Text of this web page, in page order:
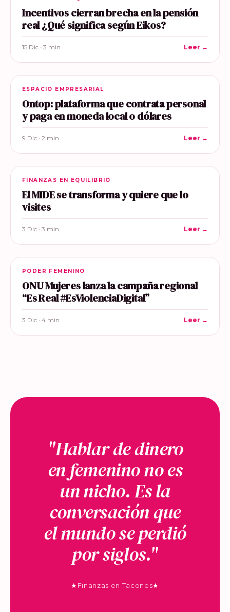
Incentivos cierran brecha en la pensión
real ¿Qué significa según Eikos?
15 Dic · 3 min Leer →
ESPACIO EMPRESARIAL
Ontop: plataforma que contrata personal
y paga en moneda local o dólares
9 Dic · 2 min Leer →
FINANZAS EN EQUILIBRIO
El MIDE se transforma y quiere que lo
visites
3 Dic · 3 min Leer →
PODER FEMENINO
ONU Mujeres lanza la campaña regional
“Es Real #EsViolenciaDigital”
3 Dic · 4 min Leer →
"Hablar de dinero
en femenino no es
un nicho. Es la
conversación que
el mundo se perdió
por siglos."
★Finanzas en Tacones★